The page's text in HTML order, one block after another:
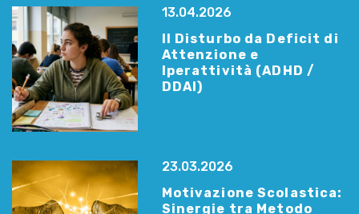
13.04.2026
Il Disturbo da Deficit di
Attenzione e
Iperattività (ADHD /
DDAI)
23.03.2026
Motivazione Scolastica:
Sinergie tra Metodo